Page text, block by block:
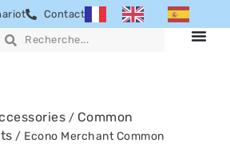
Contact
/ Common
/ Econo Merchant Common